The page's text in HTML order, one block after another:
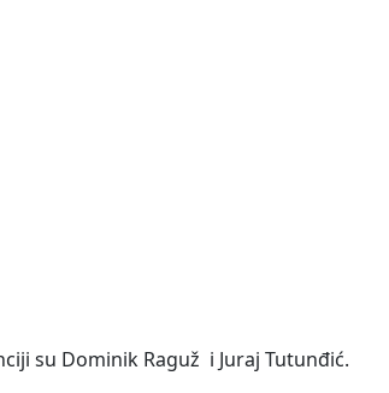
su Dominik Raguž i Juraj Tutunđić.